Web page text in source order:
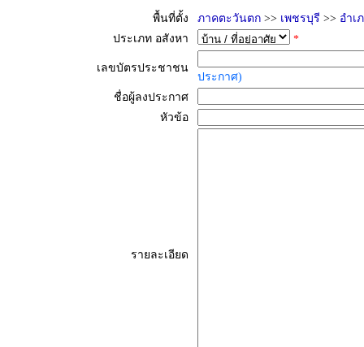
พื้นที่ตั้ง ภาคตะวันตก >> เพชรบุรี >> อำเ
ประเภท อสังหา
*
เลขบัตรประชาชน
ประกาศ)
ชื่อผู้ลงประกาศ
หัวข้อ
รายละเอียด